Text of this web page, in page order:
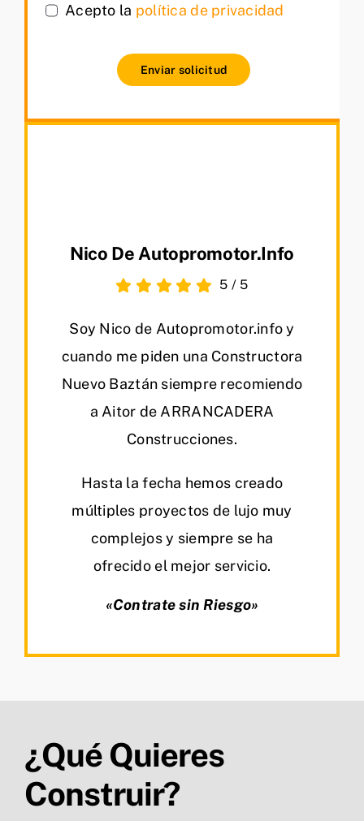
Acepto la política de privacidad
Enviar solicitud
Nico De Autopromotor.info
5 / 5
Soy Nico de Autopromotor.info y
cuando me piden una Constructora
Nuevo Baztán siempre recomiendo
a Aitor de ARRANCADERA
Construcciones.
Hasta la fecha hemos creado
múltiples proyectos de lujo muy
complejos y siempre se ha
ofrecido el mejor servicio.
«Contrate sin Riesgo»
¿Qué Quieres
Construir?